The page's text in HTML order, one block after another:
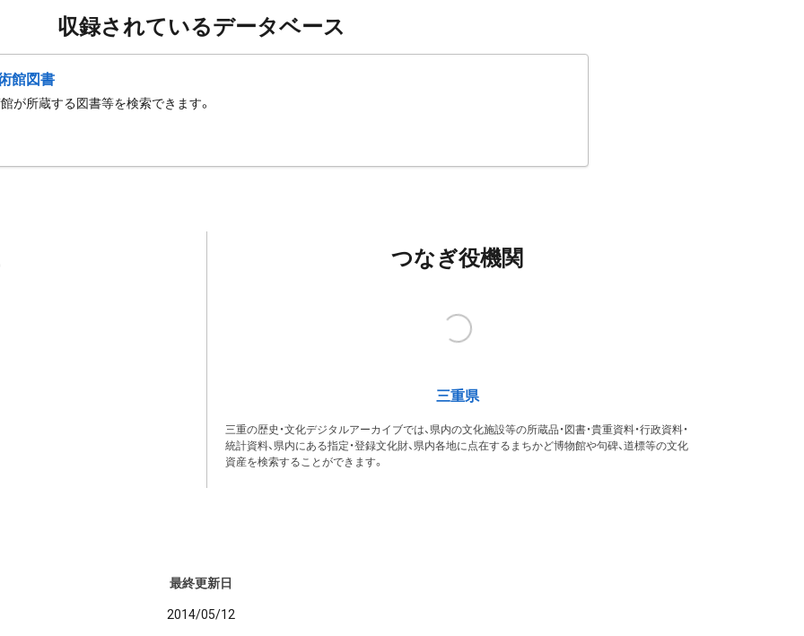
収録されているデータベース
館図書
が所蔵する図書等を検索できます。
つなぎ役機関
三重県
三重の歴史・文化デジタルアーカイブでは、県内の文化施設等の所蔵品・図書・貴重資料・行政資料・
統計資料、県内にある指定・登録文化財、県内各地に点在するまちかど博物館や句碑、道標等の文化
資産を検索することができます。
最終更新日
2014/05/12